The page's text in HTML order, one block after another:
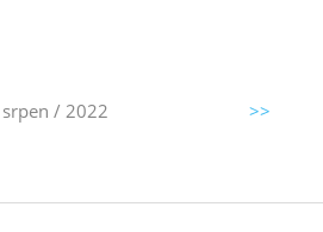
srpen / 2022 >>